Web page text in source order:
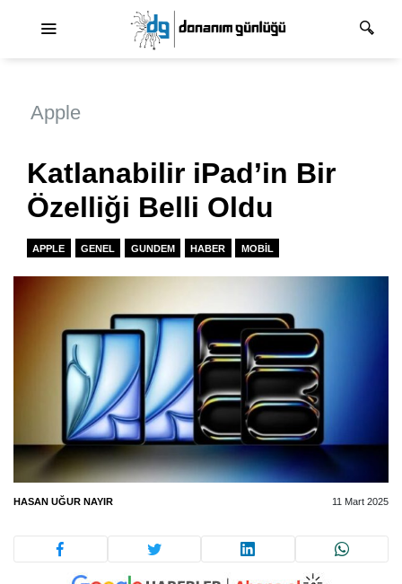
Apple
Katlanabilir iPad’in Bir
Özelliği Belli Oldu
APPLE GENEL GUNDEM HABER MOBIL
HASAN UĞUR NAYIR 11 Mart 2025